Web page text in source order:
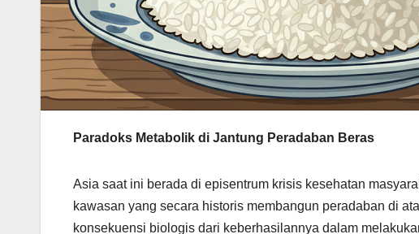
Paradoks Metabolik di Jantung Peradaban Beras
Asia saat ini berada di episentrum krisis kesehatan
kawasan yang secara historis membangun peradaban di
konsekuensi biologis dari keberhasilannya dalam